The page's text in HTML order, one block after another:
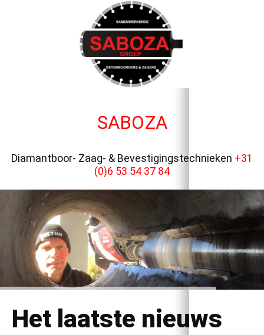
SABOZA
Diamantboor- Zaag- & Bevestigingstechnieken +31
(0)6 53 54 37 84
Het laatste nieuws